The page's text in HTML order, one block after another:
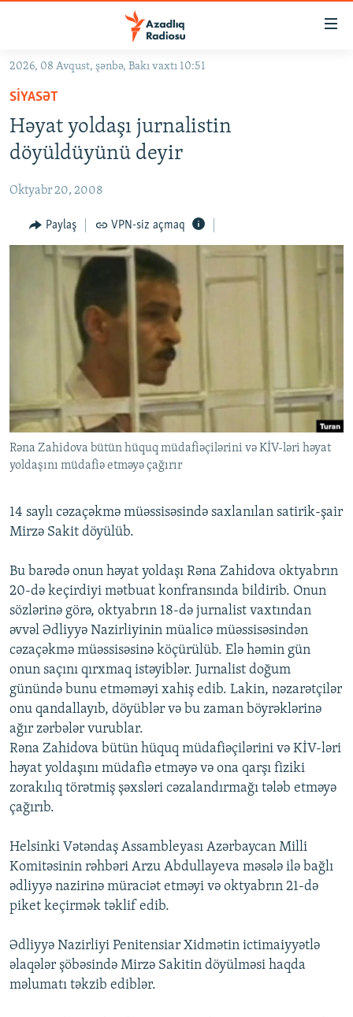
Əsas
qayıt
Əsas
naviqasiyaya
qayıt
Axtarışa
GÜNDƏM
KORRUPSIOMETR
#ƏSLINDƏ
FƏRQƏ BAX
QANUNI DOĞRU
ARAŞDIRMA
MULTIMEDIA
FOTOQALEREYA
İNFOQRAFIKA
KARIKATURA
RADIO ARXIV
AZƏRBAYCAN ƏDƏBIYYATI KITABXANASI
İSLAM VƏ DEMOKRATIYA
İZ - MƏDƏNIYYƏT PROQRAMI
HAQQIMIZDA
MISSIYAMIZ
PEŞƏ ETIKASI VƏ JURNALISTIKA STANDARTLARIMIZ
MATERIALLARIMIZDAN ISTIFADƏ
AZADLIQRADIOSU MOBIL TELEFONUNUZDA
XƏBƏR BÜLLETENLƏRIMIZ
RFE/RL-in bütün saytları
2026, 08 Avqust, şənbə, Bakı vaxtı 10:51
SIYASƏT
Həyat yoldaşı jurnalistin
döyüldüyünü deyir
Oktyabr 20, 2008
Paylaş VPN-siz açmaq
Rəna Zahidova bütün hüquq müdafiəçilərini və KİV-ləri həyat
yoldaşını müdafiə etməyə çağırır
14 saylı cəzaçəkmə müəssisəsində saxlanılan satirik-şair
Mirzə Sakit döyülüb.
Bu barədə onun həyat yoldaşı Rəna Zahidova oktyabrın
20-də keçirdiyi mətbuat konfransında bildirib. Onun
sözlərinə görə, oktyabrın 18-də jurnalist vaxtından
əvvəl Ədliyyə Nazirliyinin müalicə müəssisəsindən
cəzaçəkmə müəssisəsinə köçürülüb. Elə həmin gün
onun saçını qırxmaq istəyiblər. Jurnalist doğum
günündə bunu etməməyi xahiş edib. Lakin, nəzarətçilər
onu qandallayıb, döyüblər və bu zaman böyrəklərinə
ağır zərbələr vurublar.
Rəna Zahidova bütün hüquq müdafiəçilərini və KİV-ləri
həyat yoldaşını müdafiə etməyə və ona qarşı fiziki
zorakılıq törətmiş şəxsləri cəzalandırmağı tələb etməyə
çağırıb.
Helsinki Vətəndaş Assambleyası Azərbaycan Milli
Komitəsinin rəhbəri Arzu Abdullayeva məsələ ilə bağlı
ədliyyə nazirinə müraciət etməyi və oktyabrın 21-də
piket keçirmək təklif edib.
Ədliyyə Nazirliyi Penitensiar Xidmətin ictimaiyyətlə
əlaqələr şöbəsində Mirzə Sakitin döyülməsi haqda
məlumatı təkzib ediblər.